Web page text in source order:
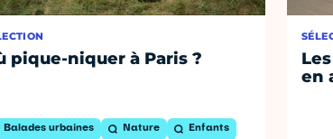
pique-niquer à Paris ?
Balades urbaines Nature Enfants
en